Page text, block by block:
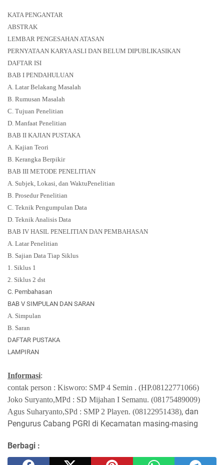
KATA PENGANTAR
ABSTRAK
LEMBAR PENGESAHAN ATASAN
PERNYATAAN KARYA ASLI DAN BELUM DIPUBLIKASIKAN
DAFTAR ISI
BAB I PENDAHULUAN
A. Latar Belakang Masalah
B. Rumusan Masalah
C. Tujuan Penelitian
D. Manfaat Penelitian
BAB II KAJIAN PUSTAKA
A. Kajian Teori
B Kerangka Berpikir
BAB III METODE PENELITIAN
A Subjek, Lokasi , dan WaktuPenelitian
B. Prosedur Penelitian
C . Teknik Pengumpulan Data
D . Teknik Analisis Data
BAB IV HASIL PENELITIAN DAN PEMBAHASAN
A. Latar Penelitian
B. Sajian Data Tiap Siklus
1.
Siklus 1
2. Siklus 2 dst
C. Pembahasan
BAB V SIMPULAN DAN SARAN
A. Simpulan
B. Saran
DAFTAR PUSTAKA
LAMPIRAN
Informasi:
contak person : Kisworo: SMP 4 Semin . (HP.08122771066)
Joko Suryanto,MPd : SD Mijahan I Semanu. (08175489009)
Agus Suharyanto,SPd : SMP 2 Playen. (08122951438), dan
Pengurus Cabang PGRI di Kecamatan masing-masing
Berbagi :